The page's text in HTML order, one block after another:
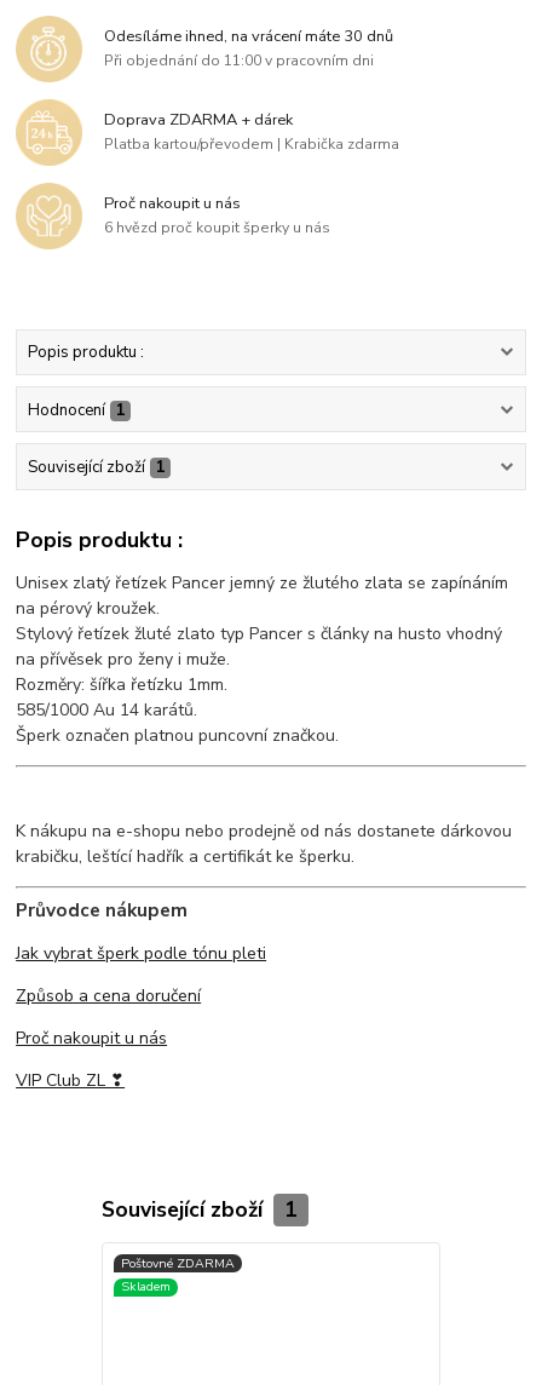
Odesíláme ihned, na vrácení máte 30 dnů
Při objednání do 11:00 v pracovním dni
Doprava ZDARMA + dárek
Platba kartou/převodem | Krabička zdarma
Proč nakoupit u nás
6 hvězd proč koupit šperky u nás
Popis produktu :
Hodnocení 1
Související zboží 1
Popis produktu :
Unisex zlatý řetízek Pancer jemný ze žlutého zlata se zapínáním
na pérový kroužek.
Stylový řetízek žluté zlato typ Pancer s články na husto vhodný
na přívěsek pro ženy i muže.
Rozměry: šířka řetízku 1mm.
585/1000 Au 14 karátů.
Šperk označen platnou puncovní značkou.
K nákupu na e-shopu nebo prodejně od nás dostanete dárkovou
krabičku, leštící hadřík a certifikát ke šperku.
Průvodce nákupem
Jak vybrat šperk podle tónu pleti
Způsob a cena doručení
Proč nakoupit u nás
VIP Club ZL ❣
Související zboží 1